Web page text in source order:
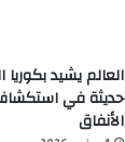
العالم يشيد بكوريا
حديثة في
الأنفاق